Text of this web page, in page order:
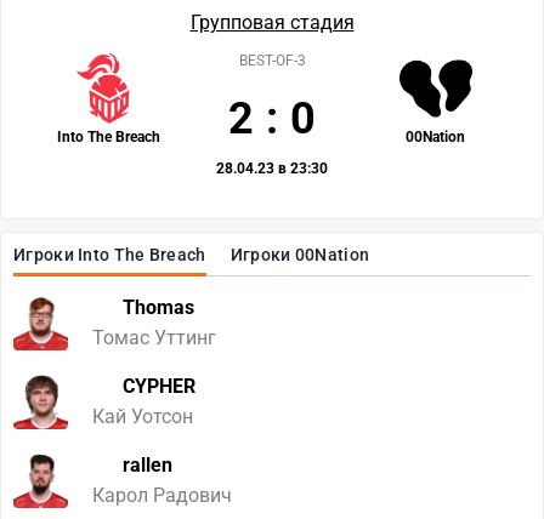
Игроки Into The Breach Игроки 00Nation
Thomas
Томас Уттинг
CYPHER
Кай Уотсон
rallen
Карол Радович
Групповая стадия
Into The Breach 00Nation
BEST-OF-3
2 : 0
28.04.23 в 23:30